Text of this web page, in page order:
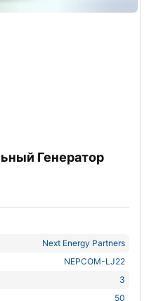
Генератор
Next Energy Partners
NEPCOM-LJ22
3
50